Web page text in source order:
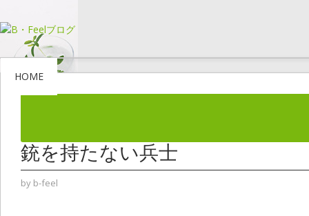
HOME
銃を持たない兵士
by b-feel